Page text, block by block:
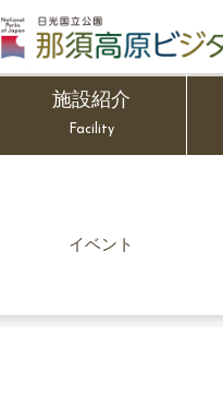
施設紹介
Facility
イベント